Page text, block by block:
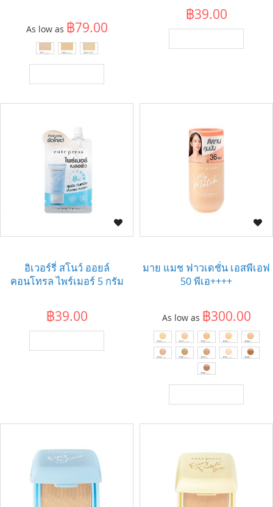
As low as ฿79.00
฿39.00
อิเวอร์รี่ สโนว์ ออยล์
คอนโทรล ไพร์เมอร์ 5 กรัม
฿39.00
มาย แมช ฟาวเดชั่น เอสพีเอฟ
50 พีเอ++++
As low as ฿300.00